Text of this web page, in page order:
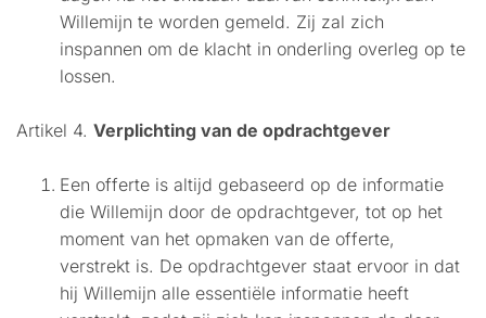
Willemijn te worden gemeld. Zij zal zich
inspannen om de klacht in onderling overleg op te
lossen.
Artikel 4. Verplichting van de opdrachtgever
Een offerte is altijd gebaseerd op de informatie
die Willemijn door de opdrachtgever, tot op het
moment van het opmaken van de offerte,
verstrekt is. De opdrachtgever staat ervoor in dat
hij Willemijn alle essentiële informatie heeft